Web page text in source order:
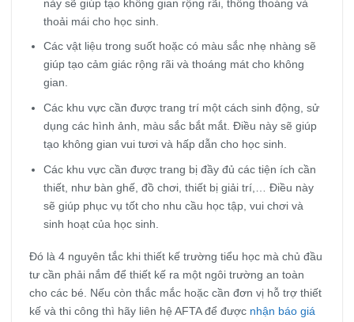
này sẽ giúp tạo không gian rộng rãi, thông thoáng và
thoải mái cho học sinh.
Các vật liệu trong suốt hoặc có màu sắc nhẹ nhàng sẽ
giúp tạo cảm giác rộng rãi và thoáng mát cho không
gian.
Các khu vực cần được trang trí một cách sinh động, sử
dụng các hình ảnh, màu sắc bắt mắt. Điều này sẽ giúp
tạo không gian vui tươi và hấp dẫn cho học sinh.
Các khu vực cần được trang bị đầy đủ các tiện ích cần
thiết, như bàn ghế, đồ chơi, thiết bị giải trí,… Điều này
sẽ giúp phục vụ tốt cho nhu cầu học tập, vui chơi và
sinh hoạt của học sinh.
Đó là 4 nguyên tắc khi thiết kế trường tiểu học mà chủ đầu
tư cần phải nắm để thiết kế ra một ngôi trường an toàn
cho các bé. Nếu còn thắc mắc hoặc cần đơn vị hỗ trợ thiết
kế và thi công thì hãy liên hệ AFTA để được nhận báo giá